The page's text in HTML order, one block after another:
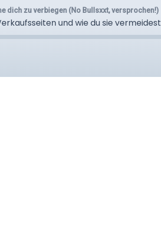
dich zu verbiegen (No Bullsxxt, versprochen!)
und wie du sie vermeidest